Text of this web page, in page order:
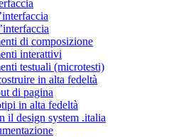
di composizione
interattivi
testuali (microtesti)
in alta fedeltà
di pagina
in alta fedeltà
il design system .italia